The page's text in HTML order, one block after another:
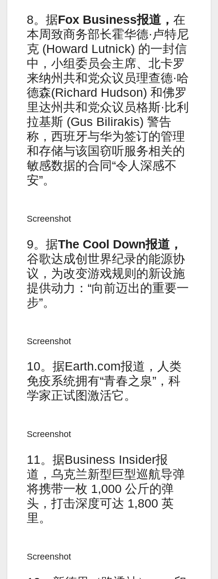
8。据Fox Business报道， 在
本周致商务部长霍华德·卢特尼
克 (Howard Lutnick) 的一封信
中，小组委员会主席、北卡罗
来纳州共和党众议员理查德·哈
德森(Richard Hudson) 和佛罗
里达州共和党众议员格斯·比利
拉基斯 (Gus Bilirakis) 警告
称，西班牙与华为签订的管理
和存储与该国窃听服务相关的
敏感数据的合同“令人深感不
安”。
Screenshot
9。据The Cool Down报道，
谷歌达成创世界纪录的能源协
议，为改变游戏规则的新设施
提供动力：“向前迈出的重要一
步”。
Screenshot
10。据Earth.com报道，人类
免疫系统拥有“青春之泉”，科
学家正试图激活它。
Screenshot
11。据Business Insider报
道，乌克兰新型巨型巡航导弹
将携带一枚 1,000 公斤的弹
头，打击深度可达 1,800 英
里。
Screenshot